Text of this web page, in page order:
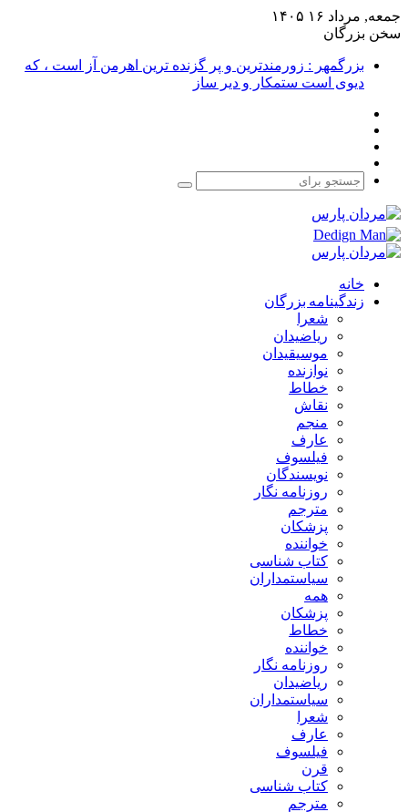
جمعه, مرداد ۱۶ ۱۴۰۵
سخن بزرگان
بزرگمهر : زورمندترین و پر گزنده ترین اهرمن آز است ، که
دیوی است ستمکار و دیر ساز
جستجو
خانه
زندگینامه بزرگان
شعرا
ریاضیدان
موسیقیدان
نوازنده
خطاط
نقاش
منجم
عارف
فیلسوف
نویسندگان
روزنامه نگار
مترجم
پزشکان
خواننده
کتاب شناسی
سیاستمداران
همه
پزشکان
خطاط
خواننده
روزنامه نگار
ریاضیدان
سیاستمداران
شعرا
عارف
فیلسوف
قرن
کتاب شناسی
مترجم